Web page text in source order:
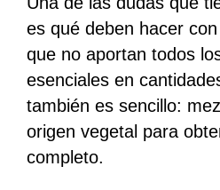
es qué deben hacer
que no aportan todos
esenciales en
también es sencillo:
origen vegetal para
completo.